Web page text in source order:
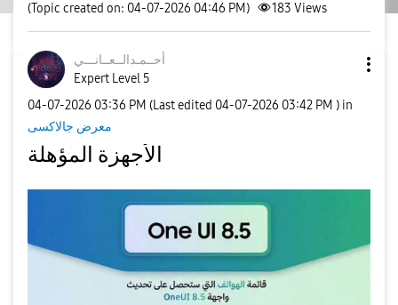
(Topic created on: 04-07-2026 04:46 PM) 183 Views
أحــمـدالــعــانـــي
Expert Level 5
‎04-07-2026 03:36 PM (Last edited ‎04-07-2026 03:42 PM ) in
معرض جالاكسى
الأجهزة المؤهلة